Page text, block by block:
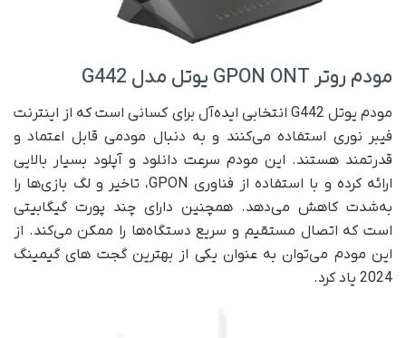
مودم روتر GPON ONT یوتل مدل G442
مودم یوتل G442 انتخابی ایده‌آل برای کسانی است که از اینترنت
فیبر نوری استفاده می‌کنند و به دنبال مودمی قابل اعتماد و
قدرتمند هستند. این مودم سرعت دانلود و آپلود بسیار بالایی
ارائه کرده و با استفاده از فناوری GPON، تاخیر و لگ بازی‌ها را
به‌شدت کاهش می‌دهد. همچنین دارای چند پورت گیگابیتی
است که اتصال مستقیم و سریع دستگاه‌ها را ممکن می‌کند. از
این مودم می‌توان به عنوان یکی از بهترین گجت های گیمینگ
2024 یاد کرد.